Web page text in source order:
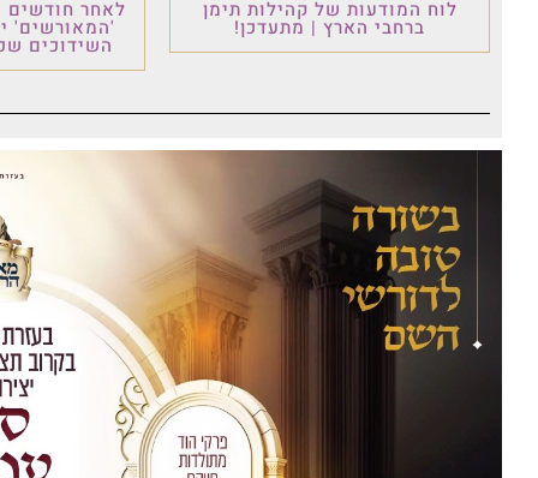
לוח המודעות של קהילות תימן
ברחבי הארץ | מתעדכן!
לאחר חודשים
'המאורשים'
השידוכים